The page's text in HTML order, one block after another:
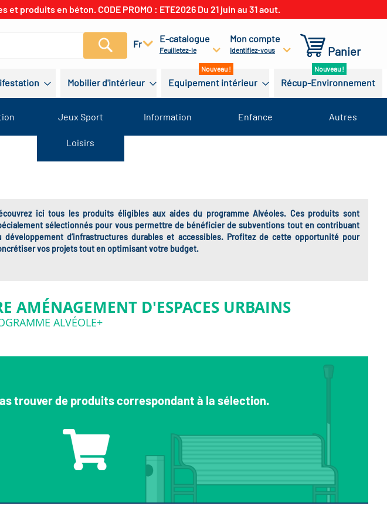
produits en béton. CODE PROMO : ETE2026 Du 21 juin au 31 aout.
Recherchez
Fr E-catalogue
Feuilletez-le
Mon compte
Identifiez-vous Panier
Mobilier d'intérieur Equipement intérieur Récup-Environnement
Jeux Sport
Loisirs
Information Enfance Autres
ici tous les produits éligibles aux aides du programme Alvéoles. Ces produits sont
sélectionnés pour vous permettre de bénéficier de subventions tout en contribuant
développement d’infrastructures durables et accessibles. Profitez de cette opportunité pour
vos projets tout en optimisant votre budget.
AMÉNAGEMENT D'ESPACES URBAINS
ALVÉOLE+
trouver de produits correspondant à la sélection.